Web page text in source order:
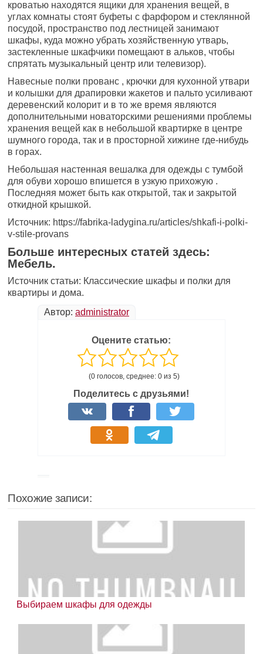
кроватью находятся ящики для хранения вещей, в
углах комнаты стоят буфеты с фарфором и стеклянной
посудой, пространство под лестницей занимают
шкафы, куда можно убрать хозяйственную утварь,
застекленные шкафчики помещают в альков, чтобы
спрятать музыкальный центр или телевизор).
Навесные полки прованс , крючки для кухонной утвари
и колышки для драпировки жакетов и пальто усиливают
деревенский колорит и в то же время являются
дополнительными новаторскими решениями проблемы
хранения вещей как в небольшой квартирке в центре
шумного города, так и в просторной хижине где-нибудь
в горах.
Небольшая настенная вешалка для одежды с тумбой
для обуви хорошо впишется в узкую прихожую .
Последняя может быть как открытой, так и закрытой
откидной крышкой.
Источник: https://fabrika-ladygina.ru/articles/shkafi-i-polki-
v-stile-provans
Больше интересных статей здесь:
Мебель.
Источник статьи: Классические шкафы и полки для
квартиры и дома.
Автор: administrator
Оцените статью:
(0 голосов, среднее: 0 из 5)
Поделитесь с друзьями!
Похожие записи:
Выбираем шкафы для одежды